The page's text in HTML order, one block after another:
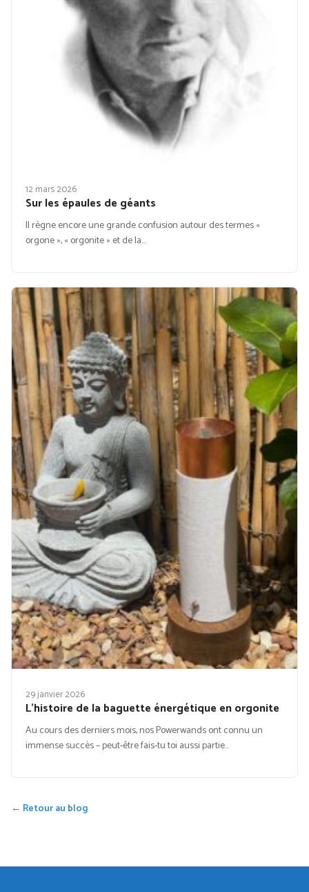
12 mars 2026
Sur les épaules de géants
Il règne encore une grande confusion autour des termes «
orgone », « orgonite » et de la…
29 janvier 2026
L’histoire de la baguette énergétique en orgonite
Au cours des derniers mois, nos Powerwands ont connu un
immense succès – peut-être fais-tu toi aussi partie…
← Retour au blog